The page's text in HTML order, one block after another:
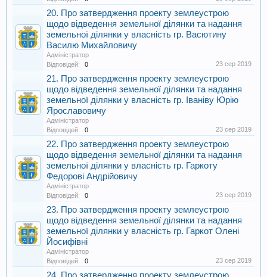
20. Про затвердження проекту землеустрою
щодо відведення земельної ділянки та надання
земельної ділянки у власність гр. Васютину
Василю Михайловичу
Адміністратор
Відповідей:
0 23 сер 2019
21. Про затвердження проекту землеустрою
щодо відведення земельної ділянки та надання
земельної ділянки у власність гр. Іваніву Юрію
Ярославовичу
Адміністратор
Відповідей:
0 23 сер 2019
22. Про затвердження проекту землеустрою
щодо відведення земельної ділянки та надання
земельної ділянки у власність гр. Гаркоту
Федорові Андрійовичу
Адміністратор
Відповідей:
0 23 сер 2019
23. Про затвердження проекту землеустрою
щодо відведення земельної ділянки та надання
земельної ділянки у власність гр. Гаркот Олені
Йосифівні
Адміністратор
Відповідей:
0 23 сер 2019